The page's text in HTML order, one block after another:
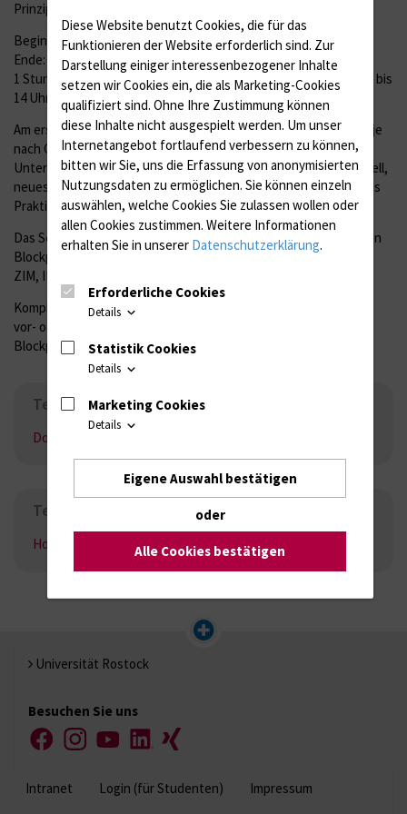
Prinzipiell ist die Abfolge am Praktikumstag:
Beginn: 9 Uhr
Ende: 17 Uhr
1 Stunde Mittagspause (entweder von 12 bis 13 Uhr oder von 13 bis
14 Uhr)
Am ersten Praktikumstag wird als Einführung um 9 bzw. 14 Uhr (je
nach Gruppenverteilung) durch unsere Oberärzte ein
Untersuchungskurs durchgeführt (Treffpunkt Sekretariat Iris Kell,
neues Klinikgebäude, rechter Seitenflügel, Erdgeschoß) und das
Praktikum im Anschluss auf den Stationen fortgesetzt.
Das Seminar zur Liquordiagnostik im Rahmen des neurologischen
Blockpraktikums findet freitags von 14 bis 15 Uhr im ILAB statt;
ZIM, II. Etage, Mittelbau.
Komplementär zum neurologischen Praktikum findet entweder
vor- oder nachmittags für 3 oder 4 Stunden das psychiatrische
Blockpraktikum statt.
Termine des Seminars Liquordiagnostik
Download
Termine für das psychiatrische Blockpraktikum
Homepage der Klinik für Psychiatrie
Universität Rostock
Besuchen Sie uns
FacebookInstagramYouTubeLinkedIn
Xing
Intranet Login (für Studenten) Impressum
Diese Website benutzt Cookies, die für das
Funktionieren der Website erforderlich sind. Zur
Darstellung einiger interessenbezogener Inhalte
setzen wir Cookies ein, die als Marketing-Cookies
qualifiziert sind. Ohne Ihre Zustimmung können
diese Inhalte nicht ausgespielt werden. Um unser
Internetangebot fortlaufend verbessern zu können,
bitten wir Sie, uns die Erfassung von anonymisierten
Nutzungsdaten zu ermöglichen. Sie können einzeln
auswählen, welche Cookies Sie zulassen wollen oder
allen Cookies zustimmen. Weitere Informationen
erhalten Sie in unserer Datenschutzerklärung.
Erforderliche Cookies
Details
Statistik Cookies
Details
Marketing Cookies
Details
Eigene Auswahl bestätigen
oder
Alle Cookies bestätigen